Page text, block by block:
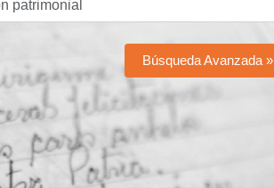
Búsqueda Avanzada »